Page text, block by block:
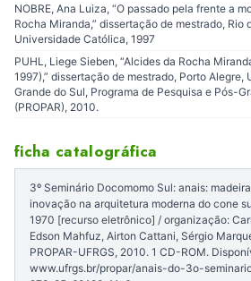
NOBRE, Ana Luiza, “O passado pela frente a
Rocha Miranda,” dissertação de mestrado, Rio
Universidade Católica, 1997
PUHL, Liege Sieben, “Alcides da Rocha
1997),” dissertação de mestrado, Porto Alegre,
Grande do Sul, Programa de Pesquisa e Pós-
(PROPAR), 2010.
ficha catalográfica
3º Seminário Docomomo Sul: anais:
inovação na arquitetura moderna do cone
1970 [recurso eletrônico] / organização:
Edson Mahfuz, Airton Cattani, Sérgio
PROPAR-UFRGS, 2010. 1 CD-ROM.
www.ufrgs.br/propar/anais-do-3o-